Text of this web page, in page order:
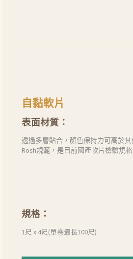
自黏軟片
表面材質：
透過多層貼合，顏色保持力可高於
Rosh規範，是目前國產軟片檢驗規
規格：
1尺 x 4尺(單卷最長100尺)